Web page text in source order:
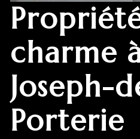
propriété de
charme
Joseph-
Porterie